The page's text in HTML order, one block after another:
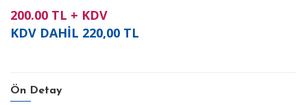
200.00 TL + KDV
KDV DAHİL 220,00 TL
Ön Detay